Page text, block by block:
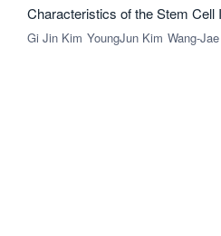
Characteristics of the Stem Cell
Gi Jin Kim YoungJun Kim Wang-